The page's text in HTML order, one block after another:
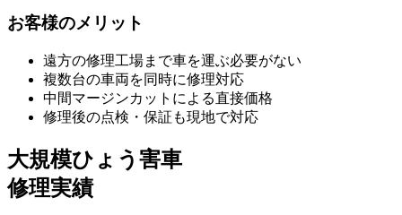
お客様のメリット
遠方の修理工場まで車を運ぶ必要がない
複数台の車両を同時に修理対応
中間マージンカットによる直接価格
修理後の点検・保証も現地で対応
大規模ひょう害車
修理実績